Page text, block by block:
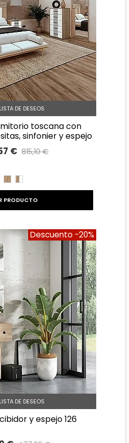
DE DESEOS
sinfonier y espejo
€ 815,10 €
ROBLEROBLE
PRODUCTO
Descuento -20%
DE DESEOS
y espejo 126